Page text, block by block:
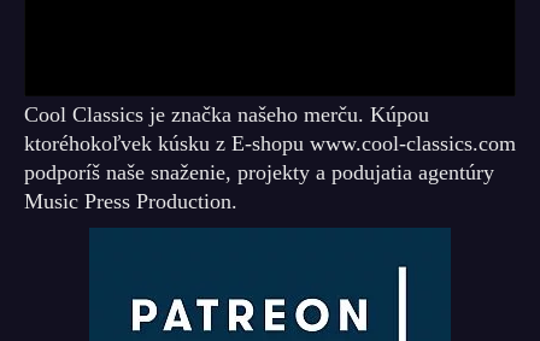
Cool Classics je značka našeho merču. Kúpou
ktoréhokoľvek kúsku z E-shopu www.cool-classics.com
podporíš naše snaženie, projekty a podujatia agentúry
Music Press Production.